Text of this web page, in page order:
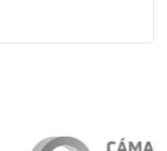
iniciativa
del BCRA